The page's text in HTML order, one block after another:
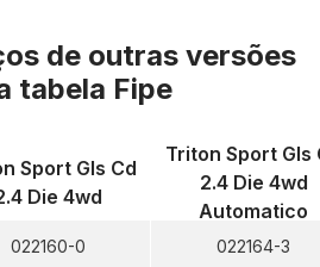
de outras versões
tabela Fipe
Sport Gls Cd
Die 4wd
022160-0
Triton Sport Gls
2.4 Die 4wd
Automatico
022164-3